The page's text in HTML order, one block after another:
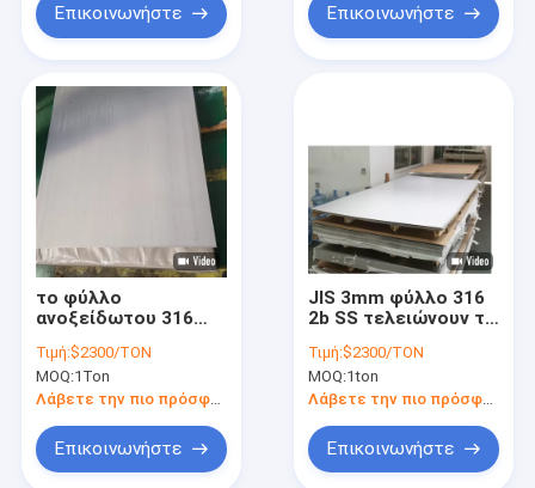
Επικοινωνήστε Επικοινωνήστε
το φύλλο
ανοξείδωτου 316
διατρύπησε 14 το
μετρητή 12 φύλλο
ανοξείδωτου
Τιμή:$2300/TON
MOQ:1Ton
Λάβετε την πιο πρόσφατη τιμή
Επικοινωνήστε
JIS 3mm φύλλο 316
2b SS τελειώνουν το
Τιμή:$2300/TON
MOQ:1ton
Επικοινωνήστε